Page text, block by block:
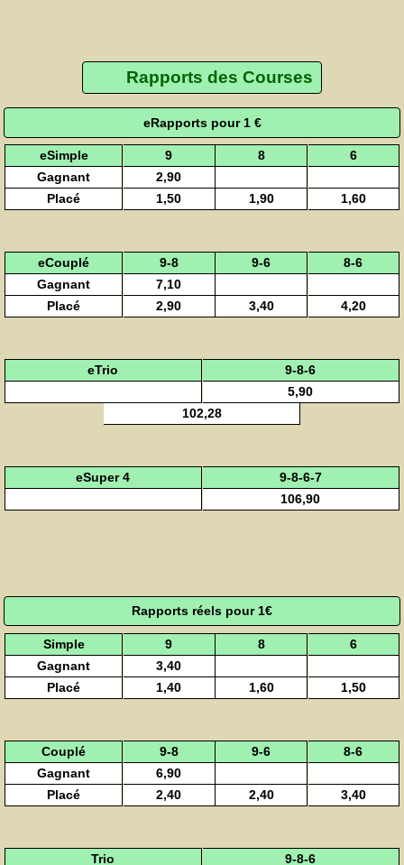
Rapports des Courses
eRapports pour 1 €
eSimple 9 8
6
Gagnant
2,90
Placé
1,50 1,90 1,60
eCouplé 9-8 9-6
8-6
Gagnant
7,10
Placé
2,90 3,40 4,20
eTrio
9-8-6
5,90
102,28
eSuper 4
9-8-6-7
106,90
Rapports réels pour 1€
Simple 9 8
6
Gagnant
3,40
Placé
1,40 1,60 1,50
Couplé 9-8 9-6
8-6
Gagnant
6,90
Placé
2,40 2,40 3,40
Trio 9-8-6